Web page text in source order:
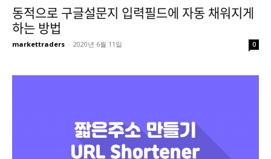
동적으로 구글설문지 입력필드에 자동 채워지게
하는 방법
markettraders - 2020년 6월 11일 0